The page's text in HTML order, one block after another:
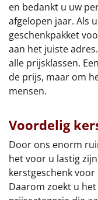
Overige
Ideeën
Personeel
Doe het zelf
Particulier
Kerstgeschenken
en bedankt u uw
afgelopen jaar. Als
geschenkpakket
aan het juiste
alle prijsklassen.
de prijs, maar om
mensen.
Voordelig
Door ons enorm
het voor u lastig
kerstgeschenk
Daarom zoekt u